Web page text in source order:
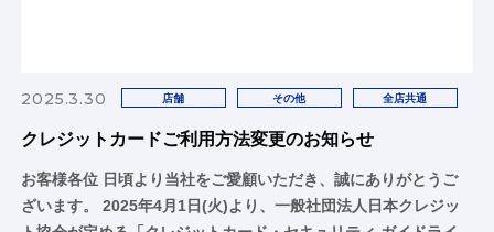
2025.3.30 店舗 その他 全店共通
クレジットカードご利用方法変更のお知らせ
お客様各位 日頃より当社をご愛顧いただき、誠にありがとうご
ざいます。 2025年4月1日(火)より、一般社団法人日本クレジッ